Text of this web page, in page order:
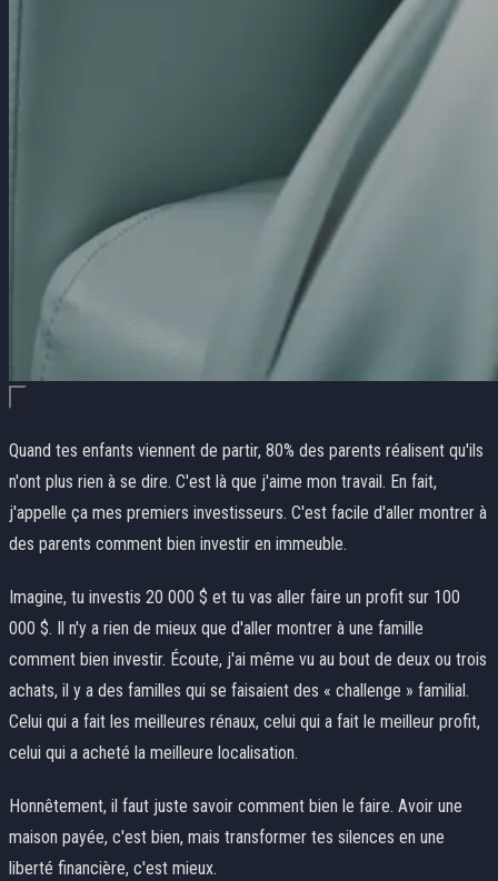
Quand tes enfants viennent de partir, 80% des parents réalisent qu'ils
n'ont plus rien à se dire. C'est là que j'aime mon travail. En fait,
j'appelle ça mes premiers investisseurs. C'est facile d'aller montrer à
des parents comment bien investir en immeuble.
Imagine, tu investis 20 000 $ et tu vas aller faire un profit sur 100
000 $. Il n'y a rien de mieux que d'aller montrer à une famille
comment bien investir. Écoute, j'ai même vu au bout de deux ou trois
achats, il y a des familles qui se faisaient des « challenge » familial.
Celui qui a fait les meilleures rénaux, celui qui a fait le meilleur profit,
celui qui a acheté la meilleure localisation.
Honnêtement, il faut juste savoir comment bien le faire. Avoir une
maison payée, c'est bien, mais transformer tes silences en une
liberté financière, c'est mieux.